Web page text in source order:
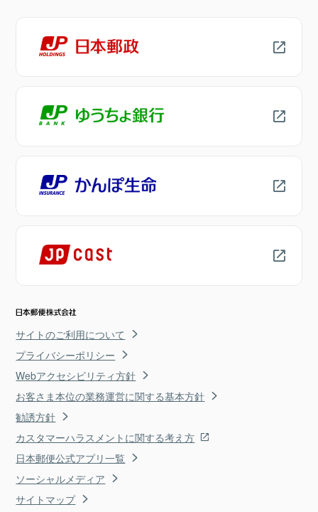
サイトのご利用について
プライバシーポリシー
Webアクセシビリティ方針
お客さま本位の業務運営に関する基本方針
勧誘方針
カスタマーハラスメントに関する考え方
日本郵便公式アプリ一覧
ソーシャルメディア
サイトマップ